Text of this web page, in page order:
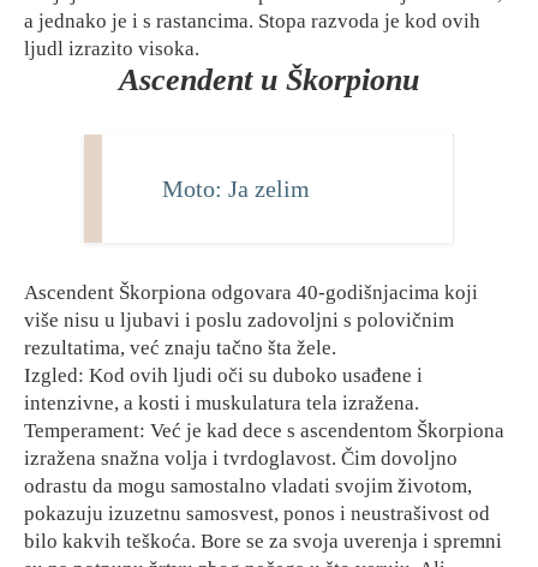
a jednako je i s rastancima. Stopa razvoda je kod ovih
ljudl izrazito visoka.
Ascendent u Škorpionu
Moto: Ja zelim
Ascendent Škorpiona odgovara 40-godišnjacima koji
više nisu u ljubavi i poslu zadovoljni s polovičnim
rezultatima, već znaju tačno šta žele.
Izgled: Kod ovih ljudi oči su duboko usađene i
intenzivne, a kosti i muskulatura tela izražena.
Temperament: Već je kad dece s ascendentom Škorpiona
izražena snažna volja i tvrdoglavost. Čim dovoljno
odrastu da mogu samostalno vladati svojim životom,
pokazuju izuzetnu samosvest, ponos i neustrašivost od
bilo kakvih teškoća. Bore se za svoja uverenja i spremni